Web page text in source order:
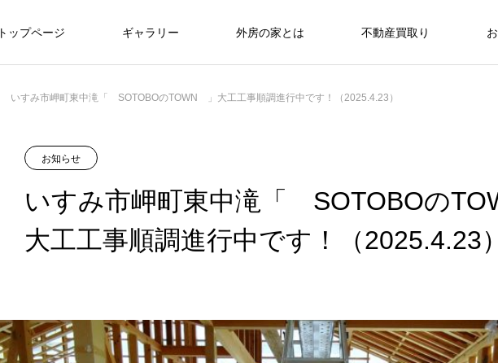
トップページ ギャラリー 外房の家とは 不動産買取り
いすみ市岬町東中滝「 SOTOBOのTOWN 」大工工事順調進行中です！（2025.4.23）
お知らせ
いすみ市岬町東中滝「 SOTOBOの
大工工事順調進行中です！（2025.4.23